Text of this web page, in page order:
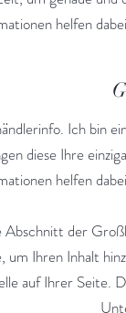
helfen
Ich bin
diese Ihre
helfen
Abschnitt der
um Ihren Inhalt
auf Ihrer Seite.